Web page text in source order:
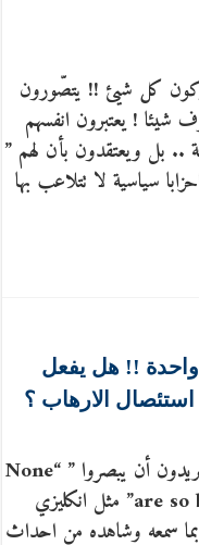
يدركون كل شيئ !! يتصّورون
شيئا ! يعتبرون انفسهم
.. بل ويعتقدون بأن لهم ”
سياسية لا تتلاعب بها
واحدة !! هل يفعل
الارهاب ؟
” ليس أحد أشدّ عمى من أولئك الذين لا يريدون أن يبصروا ” “None
are so blind as those who will not see” مثل انكليزي
سمعه وشاهده من احداث